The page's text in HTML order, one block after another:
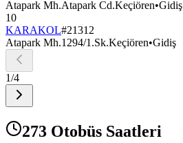
Atapark Mh.Atapark Cd.Keçiören•Gidiş
10
KARAKOL#21312
Atapark Mh.1294/1.Sk.Keçiören•Gidiş
1/4
273 Otobüs Saatleri